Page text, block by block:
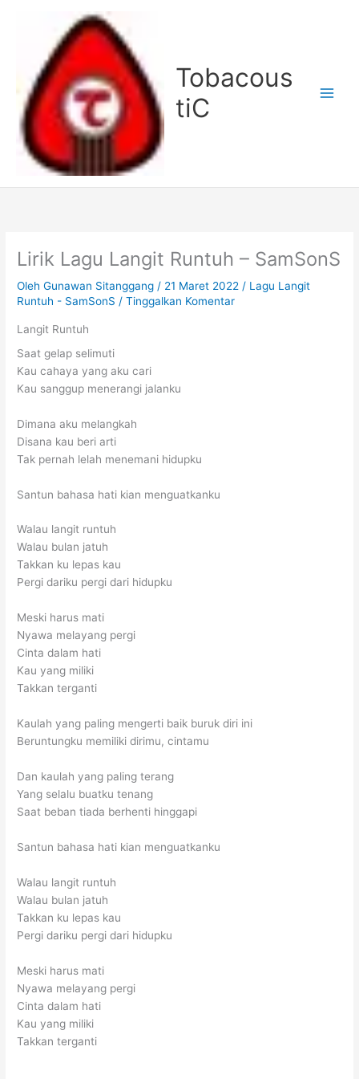
Tobacous
tiC
Lirik Lagu Langit Runtuh – SamSonS
OlehGunawan Sitanggang / 21 Maret 2022 / Lagu Langit
Runtuh - SamSonS /Tinggalkan Komentar
Langit Runtuh
Saat gelap selimuti
Kau cahaya yang aku cari
Kau sanggup menerangi jalanku
Dimana aku melangkah
Disana kau beri arti
Tak pernah lelah menemani hidupku
Santun bahasa hati kian menguatkanku
Walau langit runtuh
Walau bulan jatuh
Takkan ku lepas kau
Pergi dariku pergi dari hidupku
Meski harus mati
Nyawa melayang pergi
Cinta dalam hati
Kau yang miliki
Takkan terganti
Kaulah yang paling mengerti baik buruk diri ini
Beruntungku memiliki dirimu, cintamu
Dan kaulah yang paling terang
Yang selalu buatku tenang
Saat beban tiada berhenti hinggapi
Santun bahasa hati kian menguatkanku
Walau langit runtuh
Walau bulan jatuh
Takkan ku lepas kau
Pergi dariku pergi dari hidupku
Meski harus mati
Nyawa melayang pergi
Cinta dalam hati
Kau yang miliki
Takkan terganti